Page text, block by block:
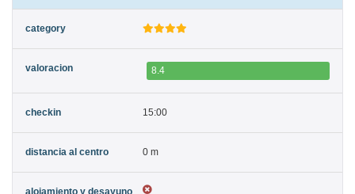
8.4
15:00
0 m